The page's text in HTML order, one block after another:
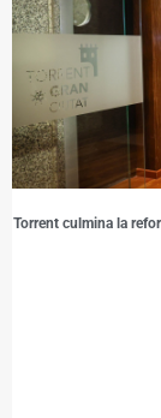
Torrent culmina la